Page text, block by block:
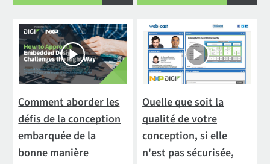
Comment aborder les
défis de la conception
embarquée de la
bonne manière
Quelle que soit la
qualité de votre
conception, si elle
n'est pas sécurisée,